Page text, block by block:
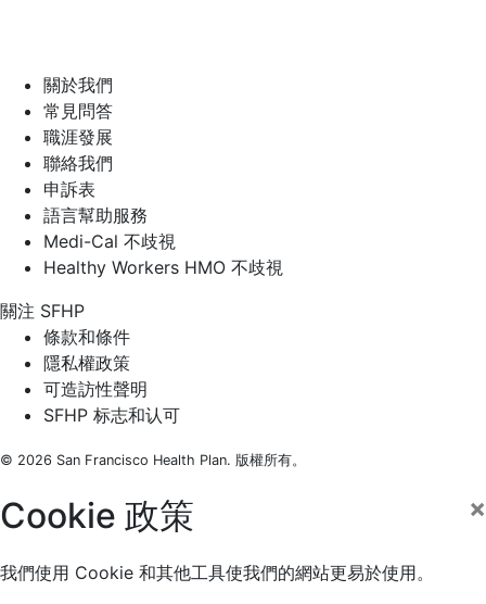
關於我們
常見問答
職涯發展
聯絡我們
申訴表
語言幫助服務
Medi-Cal 不歧視
Healthy Workers HMO 不歧視
關注 SFHP
Facebook
Threads
Instagram
LinkedIn
YouTube條款和條件
隱私權政策
可造訪性聲明
SFHP 标志和认可
© 2026 San Francisco Health Plan. 版權所有。
×
Cookie 政策
我們使用 Cookie 和其他工具使我們的網站更易於使用。